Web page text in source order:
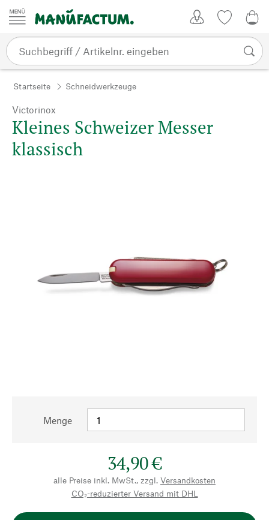
Zum Inhalt springen
Startseite Schneidwerkzeuge
Victorinox
Kleines Schweizer Messer
klassisch
Menge
34,90 €
alle Preise inkl. MwSt., zzgl. Versandkosten
CO₂-reduzierter Versand mit DHL